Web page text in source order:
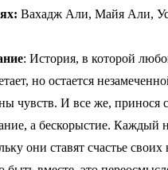
Вахадж Али, Майя Али,
: История, в которой
но остается
чувств. И все же, принося
а бескорыстие. Каждый
они ставят счастье